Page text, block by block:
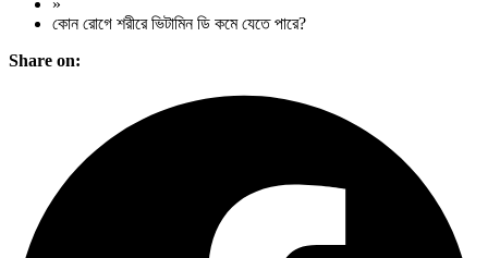
»
কোন রোগে শরীরে ভিটামিন ডি কমে যেতে পারে?
Share on: